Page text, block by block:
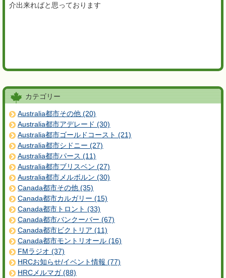
介出来ればと思っております
カテゴリー
Australia都市その他 (20)
Australia都市アデレード (30)
Australia都市ゴールドコースト (21)
Australia都市シドニー (27)
Australia都市パース (11)
Australia都市ブリスベン (27)
Australia都市メルボルン (30)
Canada都市その他 (35)
Canada都市カルガリー (15)
Canada都市トロント (33)
Canada都市バンクーバー (67)
Canada都市ビクトリア (11)
Canada都市モントリオール (16)
FMラジオ (37)
HRCお知らせ/イベント情報 (77)
HRCメルマガ (88)